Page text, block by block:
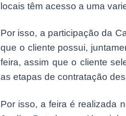
locais têm acesso a uma
Por isso, a participação da
que o cliente possui,
feira, assim que o cliente
as etapas de contratação
Por isso, a feira é realizada